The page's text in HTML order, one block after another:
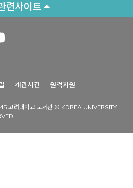
련사이트
개관시간 원격지원
고려대학교 도서관 © KOREA UNIVERSITY
window
a new window